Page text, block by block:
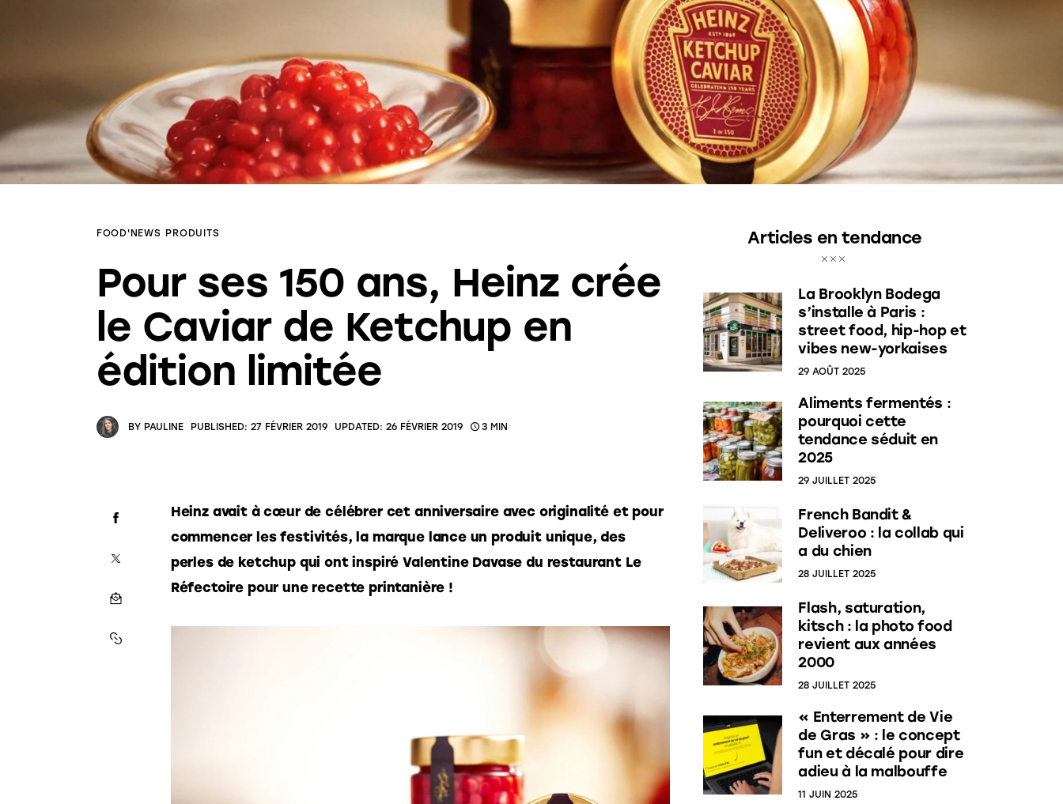
FOOD'NEWS PRODUITS
Pour ses 150 ans, Heinz crée
le Caviar de Ketchup en
édition limitée
BY PAULINE PUBLISHED: 27 FÉVRIER 2019 UPDATED: 26 FÉVRIER 2019 3 MIN
Heinz avait à cœur de célébrer cet anniversaire avec originalité et pour
commencer les festivités, la marque lance un produit unique, des
perles de ketchup qui ont inspiré Valentine Davase du restaurant Le
Réfectoire pour une recette printanière !
Articles en tendance
La Brooklyn Bodega
s’installe à Paris :
street food, hip-hop et
vibes new-yorkaises
29 AOÛT 2025
Aliments fermentés :
pourquoi cette
tendance séduit en
2025
29 JUILLET 2025
French Bandit &
Deliveroo : la collab qui
a du chien
28 JUILLET 2025
Flash, saturation,
kitsch : la photo food
revient aux années
2000
28 JUILLET 2025
« Enterrement de Vie
de Gras » : le concept
fun et décalé pour dire
adieu à la malbouffe
11 JUIN 2025